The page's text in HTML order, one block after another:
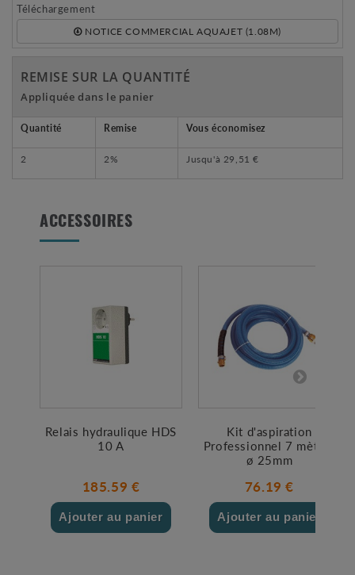
Téléchargement
NOTICE COMMERCIAL AQUAJET (1.08M)
REMISE SUR LA QUANTITÉ
Appliquée dans le panier
Quantité Remise Vous économisez
2 2% Jusqu'à 29,51 €
ACCESSOIRES
Relais hydraulique HDS
10 A
185.59 €
Ajouter au panier
Kit d'aspiration
Professionnel 7 mètres
ø 25mm
76.19 €
Ajouter au panier